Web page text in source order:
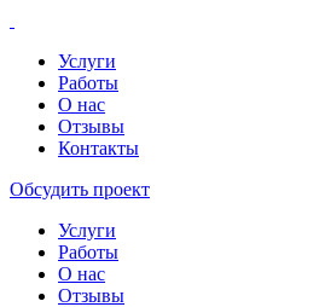
Услуги
Работы
О нас
Отзывы
Контакты
Обсудить проект
Услуги
Работы
О нас
Отзывы